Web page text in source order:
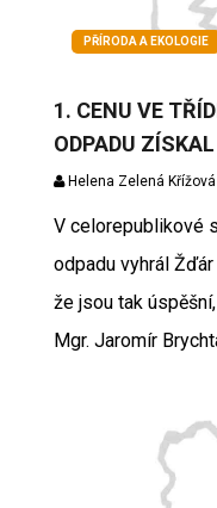
PŘÍRODA A EKOLOGIE
1. CENU VE
ODPADU
Helena Zelená Křížová
V celorepublikové
odpadu vyhrál
že jsou tak
Mgr. Jaromír